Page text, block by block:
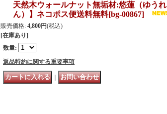
天然木ウォールナット無垢材:悠蓮（ゆうれ
ん）】ネコポス便送料無料[bg-00867]
販売価格: 4,800円(税込)
[在庫あり]
数量:
返品特約に関する重要事項